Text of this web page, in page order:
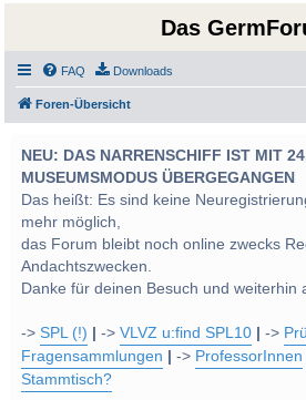
Das
FAQ Downloads
Foren-Übersicht
NEU: DAS NARRENSCHIFF IST MIT
MUSEUMSMODUS ÜBERGEGANGEN
Das heißt: Es sind keine
mehr möglich,
das Forum bleibt noch online zwecks
Andachtszwecken.
Danke für deinen Besuch und weiterhin
->SPL (!) ->VLVZ u:find SPL10 ->
Fragensammlungen
-> ProfessorInnen
Stammtisch?